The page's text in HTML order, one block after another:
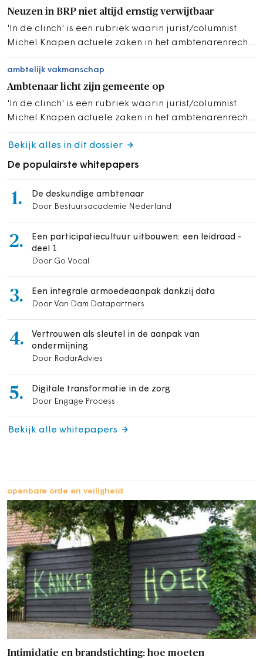
Neuzen in BRP niet altijd ernstig verwijtbaar
'In de clinch' is een rubriek waarin jurist/columnist
Michel Knapen actuele zaken in het ambtenarenrecht
ambtelijk vakmanschap
Ambtenaar licht zijn gemeente op
'In de clinch' is een rubriek waarin jurist/columnist
Michel Knapen actuele zaken in het ambtenarenrecht
Bekijk alles in dit dossier
De populairste whitepapers
1.
De deskundige ambtenaar
Door Bestuursacademie Nederland
2.
Een participatiecultuur uitbouwen: een leidraad -
deel 1
Door Go Vocal
3.
Een integrale armoedeaanpak dankzij data
Door Van Dam Datapartners
4.
Vertrouwen als sleutel in de aanpak van
ondermijning
Door RadarAdvies
5.
Digitale transformatie in de zorg
Door Engage Process
Bekijk alle whitepapers
openbare orde en veiligheid
Intimidatie en brandstichting: hoe moeten